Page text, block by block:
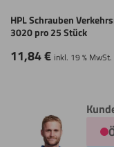
HPL Schrauben
3020 pro 25 Stück
11,84€ inkl. 19 % MwSt.